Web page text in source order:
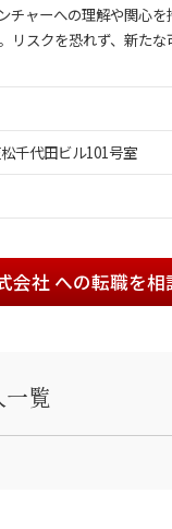
チャーへの理解や関心
リスクを恐れず、新た
千代田ビル101号室
会社 への転職を相
覧